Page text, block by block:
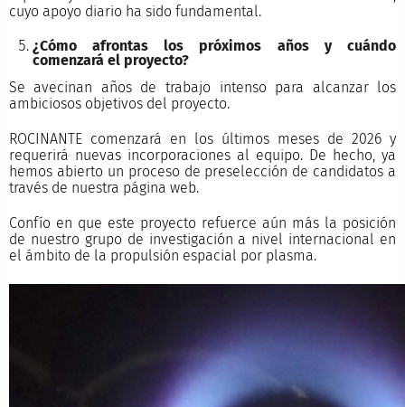
cuyo apoyo diario ha sido fundamental.
¿Cómo afrontas los próximos años y cuándo
comenzará el proyecto?
Se avecinan años de trabajo intenso para alcanzar los
ambiciosos objetivos del proyecto.
ROCINANTE comenzará en los últimos meses de 2026 y
requerirá nuevas incorporaciones al equipo. De hecho, ya
hemos abierto un proceso de preselección de candidatos a
través de nuestra página web.
Confío en que este proyecto refuerce aún más la posición
de nuestro grupo de investigación a nivel internacional en
el ámbito de la propulsión espacial por plasma.